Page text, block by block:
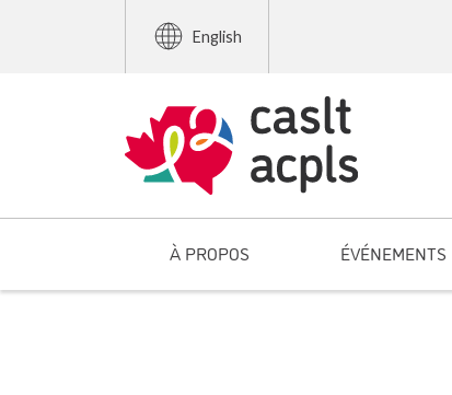
English
À PROPOS ÉVÉNEMENTS